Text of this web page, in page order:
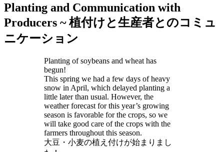
Planting and Communication with
Producers ~ 植付けと生産者とのコミュ
ニケーション
Planting of soybeans and wheat has
begun!
This spring we had a few days of heavy
snow in April, which delayed planting a
little later than usual. However, the
weather forecast for this year’s growing
season is favorable for the crops, so we
will take good care of the crops with the
farmers throughout this season.
大豆・小麦の植え付けが始まりまし